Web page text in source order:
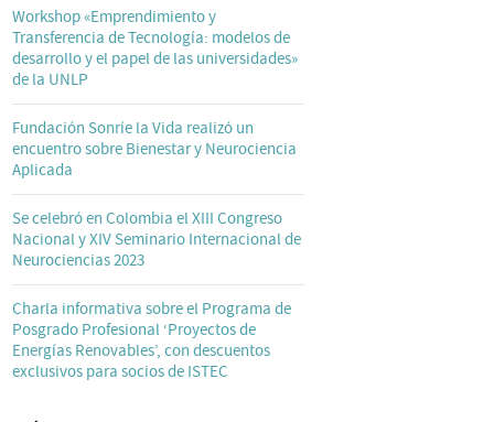
Workshop «Emprendimiento y
Transferencia de Tecnología: modelos de
desarrollo y el papel de las universidades»
de la UNLP
Fundación Sonríe la Vida realizó un
encuentro sobre Bienestar y Neurociencia
Aplicada
Se celebró en Colombia el XIII Congreso
Nacional y XIV Seminario Internacional de
Neurociencias 2023
Charla informativa sobre el Programa de
Posgrado Profesional ‘Proyectos de
Energías Renovables’, con descuentos
exclusivos para socios de ISTEC